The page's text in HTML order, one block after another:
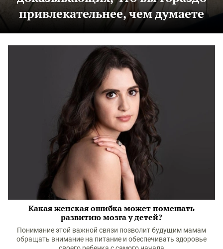
привлекательнее, чем думаете
Какая женская ошибка может помешать
развитию мозга у детей?
Понимание этой важной связи позволит будущим мамам
обращать внимание на питание и обеспечивать здоровье